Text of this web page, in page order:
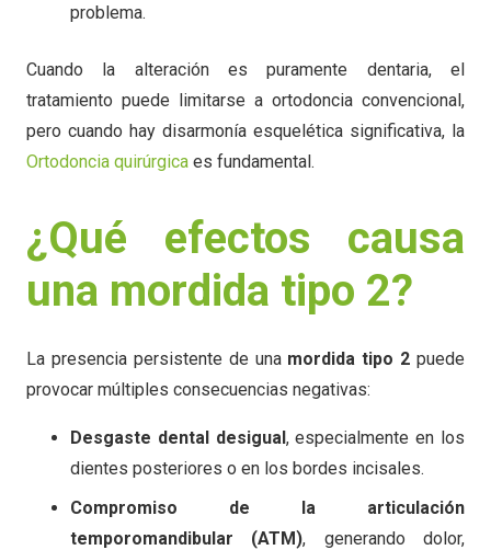
problema.
Cuando la alteración es puramente dentaria, el
tratamiento puede limitarse a ortodoncia convencional,
pero cuando hay disarmonía esquelética significativa, la
Ortodoncia quirúrgica es fundamental.
¿Qué efectos causa
una mordida tipo 2?
La presencia persistente de una mordida tipo 2 puede
provocar múltiples consecuencias negativas:
Desgaste dental desigual, especialmente en los
dientes posteriores o en los bordes incisales.
Compromiso de la articulación
temporomandibular (ATM), generando dolor,